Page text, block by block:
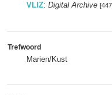
VLIZ: Digital Archive
Trefwoord
Marien/Kust